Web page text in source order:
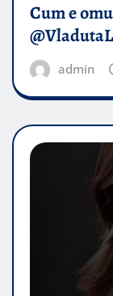
Cum e
admin